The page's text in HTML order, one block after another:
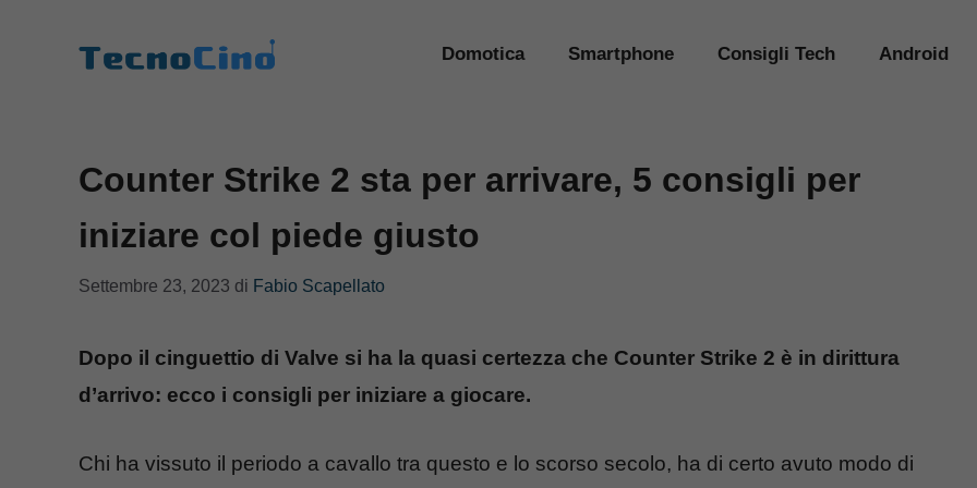
Domotica Smartphone Consigli Tech Android
Counter Strike 2 sta per arrivare, 5 consigli per
iniziare col piede giusto
Settembre 23, 2023 di Fabio Scapellato
Dopo il cinguettio di Valve si ha la quasi certezza che Counter Strike 2 è in dirittura
d’arrivo: ecco i consigli per iniziare a giocare.
Chi ha vissuto il periodo a cavallo tra questo e lo scorso secolo, ha di certo avuto modo di